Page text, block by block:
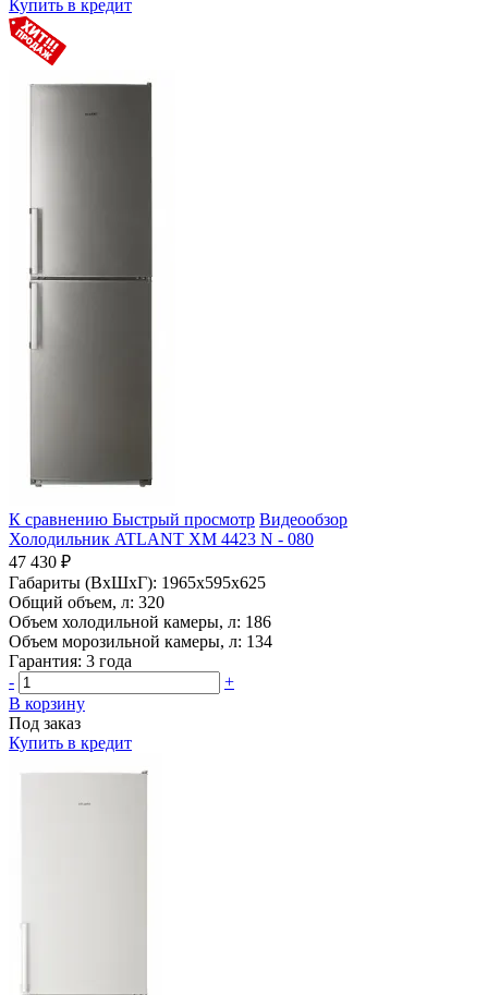
Купить в кредит
К сравнению Быстрый просмотр Видеообзор
Холодильник ATLANT ХМ 4423 N - 080
47 430 ₽
Габариты (ВхШхГ): 1965x595x625
Общий объем, л: 320
Объем холодильной камеры, л: 186
Объем морозильной камеры, л: 134
Гарантия: 3 года
-
+
В корзину
Под заказ
Купить в кредит